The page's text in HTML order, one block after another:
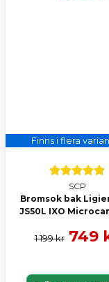
Finns i flera
SCP
Bromsok bak
JS50L IXO
1 199 kr 749